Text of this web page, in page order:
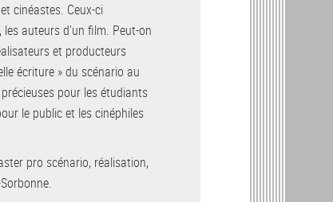
cinéastes. Ceux-ci
auteurs d’un film. Peut-on
et producteurs
écriture » du scénario au
pour les étudiants
le public et les cinéphiles
pro scénario, réalisation,